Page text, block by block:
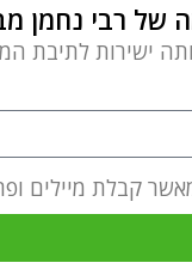
של רבי נחמן
ישירות לתיבת
קבלת מיילים